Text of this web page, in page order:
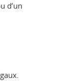
d’un